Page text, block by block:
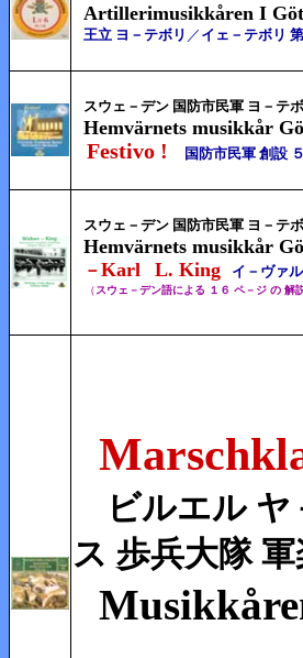
Artillerimusikkåren I
王立 ヨ－テボリ ／ イェ－テボリ
スウェ－デン 国防市民軍 ヨ－テ
Hemvärnets musikkår
Festivo ! 国防市民軍 創設
スウェ－デン 国防市民軍 ヨ－テ
Hemvärnets musikkår
－Karl L. King イ－ヴァル
（スウェ－デン語による １６ ペ－ジ の 解
ビルエル ヤ
ス 歩兵大隊